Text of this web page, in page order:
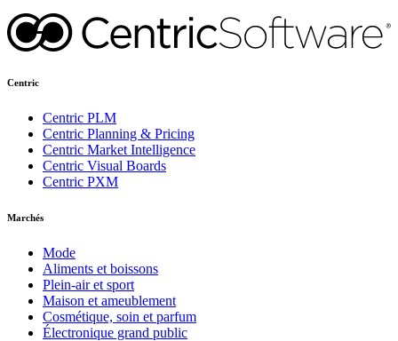
Centric
Centric PLM
Centric Planning & Pricing
Centric Market Intelligence
Centric Visual Boards
Centric PXM
Marchés
Mode
Aliments et boissons
Plein-air et sport
Maison et ameublement
Cosmétique, soin et parfum
Électronique grand public